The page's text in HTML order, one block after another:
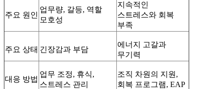
주요 원인
업무량, 갈등, 역할
모호성
지속적인
스트레스와 회복
부족
주요 상태 긴장감과 부담
에너지 고갈과
무기력
대응 방법
업무 조정, 휴식,
스트레스 관리
조직 차원의 지원,
회복 프로그램, EAP